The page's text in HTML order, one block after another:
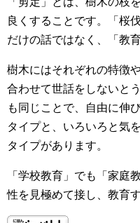
良くすることです。「桜
だけの話ではなく、「教
樹木にはそれぞれの特徴
合わせて世話をしないと
も同じことで、自由に伸
タイプと、いろいろと気
タイプがあります。
「学校教育」でも「家庭
性を見極めて接し、教育